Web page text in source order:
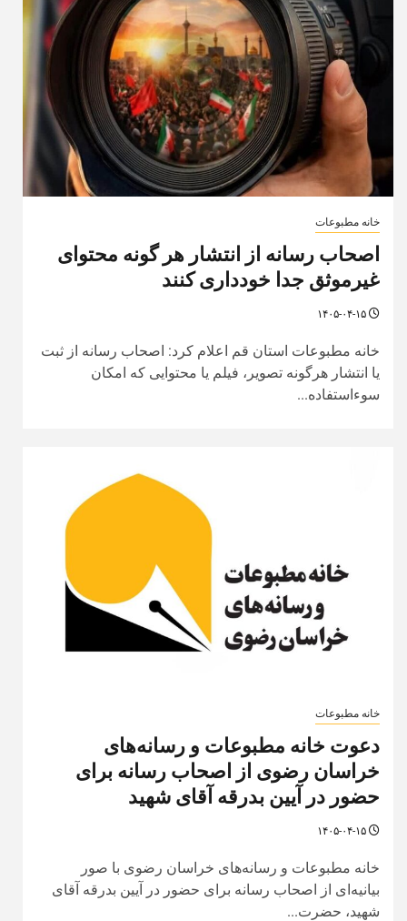
خانه مطبوعات
اصحاب رسانه از انتشار هر گونه محتوای
غیرموثق جدا خودداری کنند
خانه مطبوعات استان قم اعلام کرد: اصحاب رسانه از ثبت
یا انتشار هرگونه تصویر، فیلم یا محتوایی که امکان
سوءاستفاده...
خانه مطبوعات
دعوت خانه مطبوعات و رسانه‌های
خراسان رضوی از اصحاب رسانه برای
حضور در آیین بدرقه آقای شهید
خانه مطبوعات و رسانه‌های خراسان رضوی با صور
بیانیه‌ای از اصحاب رسانه برای حضور در آیین بدرقه آقای
شهید، حضرت...